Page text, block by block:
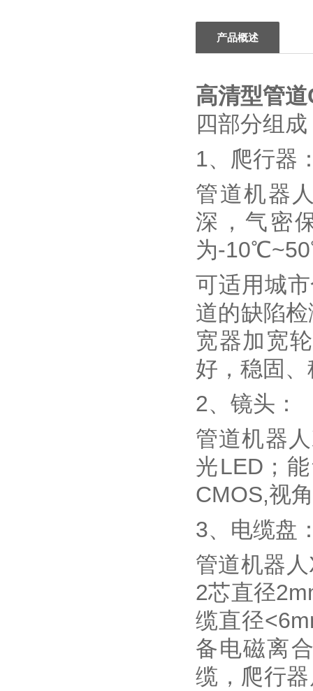
产品概述
高清型管
四部分组成
1、爬行器
管道机器
深，气密
为-
可适用城
道的缺陷
宽器加宽
好，稳固
2、镜头：
管道机器
光LED；
CMOS,视
3、电缆盘
管道机器
2芯直径
缆直径
备电磁离
缆，爬行